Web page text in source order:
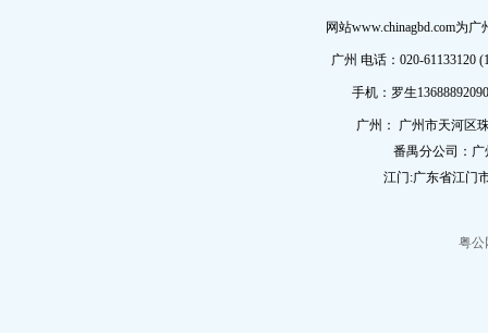
网站www.chinagbd.com为
广州 电话：020-61133120
手机：罗生
广州： 广州市天河区
番禺分公司：
江门:广东省江门
粤公